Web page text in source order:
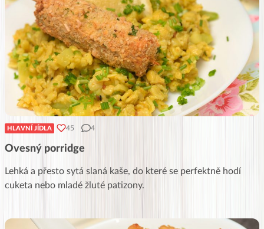
HLAVNÍ JÍDLA 45 4
Ovesný porridge
Lehká a přesto sytá slaná kaše, do které se perfektně hodí
cuketa nebo mladé žluté patizony.